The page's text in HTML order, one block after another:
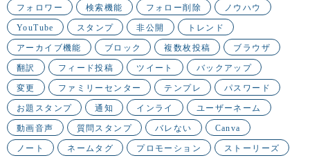
フォロワー 検索機能 フォロー削除 ノウハウ
YouTube スタンプ 非公開 トレンド
アーカイブ機能 ブロック 複数枚投稿 ブラウザ
翻訳 フィード投稿 ツイート バックアップ
変更 ファミリーセンター テンプレ パスワード
お題スタンプ 通知 インライ ユーザーネーム
動画音声 質問スタンプ バレない Canva
ノート ネームタグ プロモーション ストーリーズ